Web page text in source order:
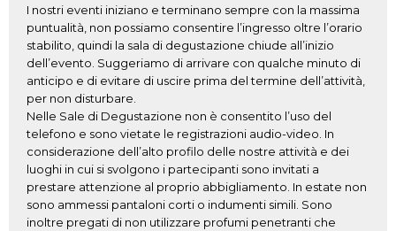
I nostri eventi iniziano e terminano sempre con la massima
puntualità, non possiamo consentire l’ingresso oltre l’orario
stabilito, quindi la sala di degustazione chiude all’inizio
dell’evento. Suggeriamo di arrivare con qualche minuto di
anticipo e di evitare di uscire prima del termine dell’attività,
per non disturbare.
Nelle Sale di Degustazione non è consentito l’uso del
telefono e sono vietate le registrazioni audio-video. In
considerazione dell’alto profilo delle nostre attività e dei
luoghi in cui si svolgono i partecipanti sono invitati a
prestare attenzione al proprio abbigliamento. In estate non
sono ammessi pantaloni corti o indumenti simili. Sono
inoltre pregati di non utilizzare profumi penetranti che